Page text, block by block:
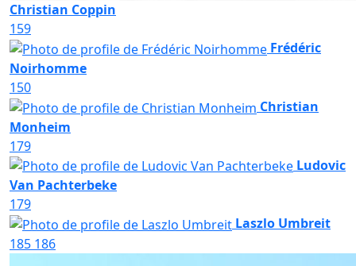
Christian Coppin
159
Frédéric
Noirhomme
150
Christian
Monheim
179
Ludovic
Van Pachterbeke
179
Laszlo Umbreit
185 186